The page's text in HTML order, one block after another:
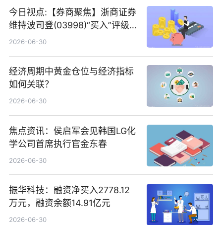
今日视点:【券商聚焦】浙商证券
维持波司登(03998)“买入”评级
指其业绩高质量稳增长
2026-06-30
经济周期中黄金仓位与经济指标
如何关联？
2026-06-30
焦点资讯：侯启军会见韩国LG化
学公司首席执行官金东春
2026-06-30
振华科技：融资净买入2778.12
万元，融资余额14.91亿元
2026-06-30